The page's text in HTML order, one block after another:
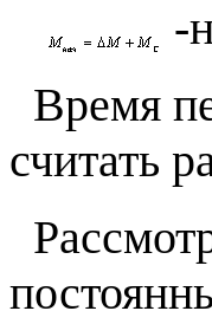
-
Время
считать